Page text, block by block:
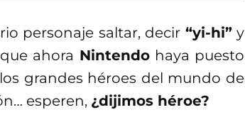
personaje saltar, decir “yi-hi”y
ahora Nintendohaya puesto
grandes héroes del mundo de
esperen, ¿dijimos héroe?